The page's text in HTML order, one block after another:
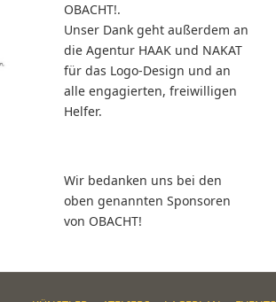
OBACHT!.
Unser Dank geht außerdem an
die Agentur HAAK und NAKAT
für das Logo-Design und an
alle engagierten, freiwilligen
Helfer.
Wir bedanken uns bei den
oben genannten Sponsoren
von OBACHT!